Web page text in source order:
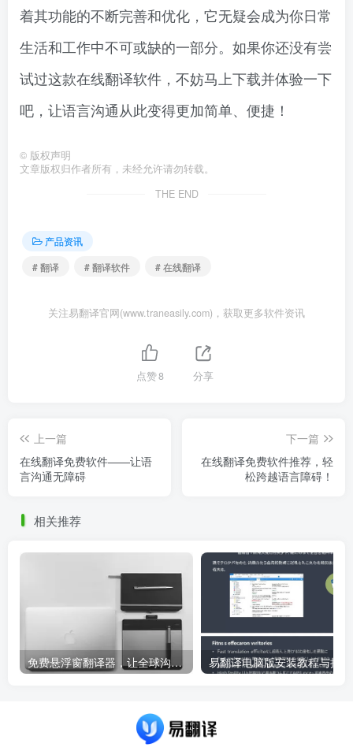
着其功能的不断完善和优化，它无疑会成为你日常
生活和工作中不可或缺的一部分。如果你还没有尝
试过这款在线翻译软件，不妨马上下载并体验一下
吧，让语言沟通从此变得更加简单、便捷！
© 版权声明
文章版权归作者所有，未经允许请勿转载。
THE END
产品资讯
# 翻译
# 翻译软件 # 在线翻译
关注易翻译官网(www.traneasily.com)，获取更多软件资讯
点赞8 分享
上一篇
在线翻译免费软件——让语
言沟通无障碍
下一篇
在线翻译免费软件推荐，轻
松跨越语言障碍！
相关推荐
免费悬浮窗翻译器，让全球沟通无障碍！